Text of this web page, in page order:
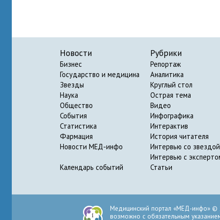
Новости
Бизнес
Государство и медицина
Звезды
Наука
Общество
События
Статистика
Фармация
Новости МЕД-инфо
Календарь событий
Рубрики
Репортаж
Аналитика
Круглый стол
Острая тема
Видео
Инфографика
Интерактив
История читателя
Интервью со звездой
Интервью с
Статьи
Медицинский портал «МЕД-инфо» ©
возможно с обязательным